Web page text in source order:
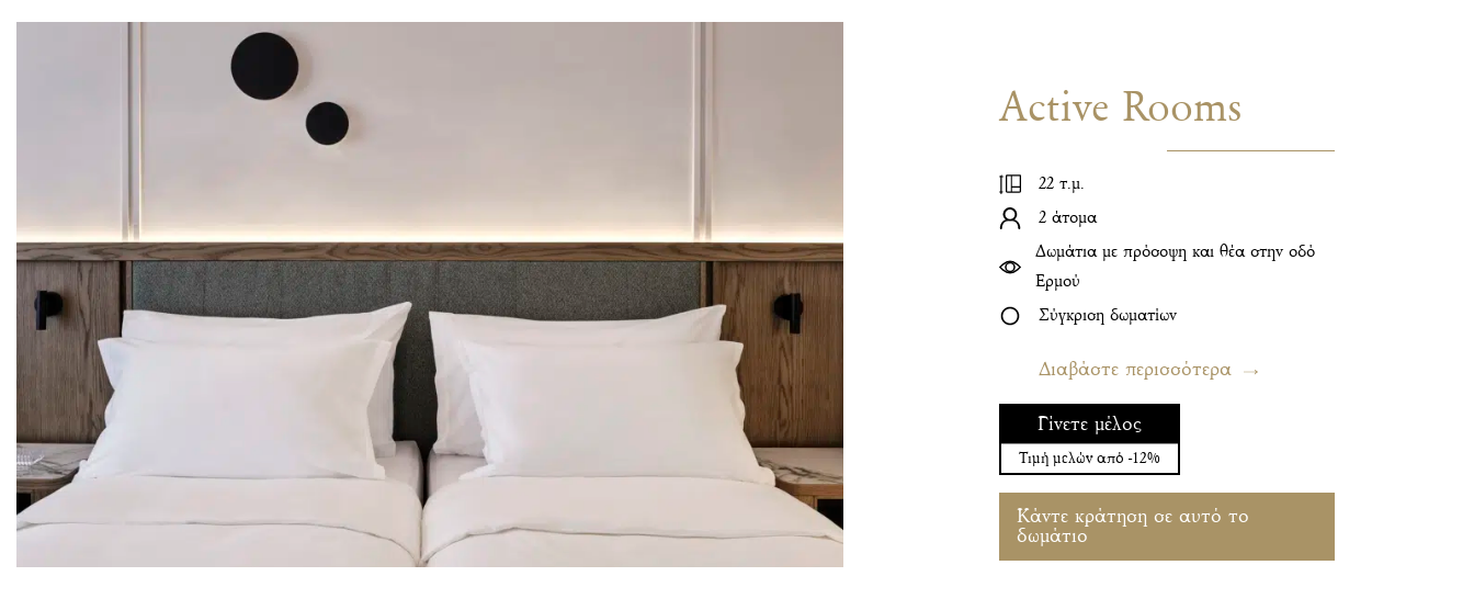
Active Rooms
22 τ.μ.
2 άτομα
Δωμάτια με πρόσοψη και θέα στην οδό
Ερμού
Σύγκριση δωματίων
Διαβάστε περισσότερα
Γίνετε μέλος
Τιμή μελών από -12%
Κάντε κράτηση σε αυτό το
δωμάτιο